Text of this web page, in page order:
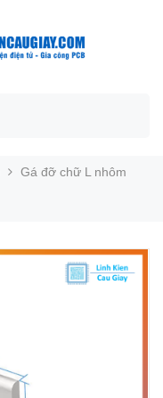
Gá đỡ chữ L nhôm